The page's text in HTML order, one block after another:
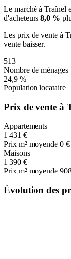
Le marché à Traînel
d'acheteurs 8,0 %
Les prix de vente à
vente baisser.
513
Nombre de ménages
24,9 %
Population locataire
Prix de vente à
Appartements
1 431 €
Prix m² moyende 0
Maisons
1 390 €
Prix m² moyende
Évolution des